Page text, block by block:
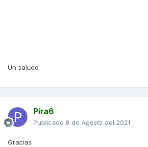
Un saludo
Pira6
Publicado 8 de Agosto del 2021
Gracias